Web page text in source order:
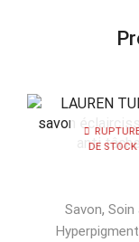
DE STOCK
Savon, Soin